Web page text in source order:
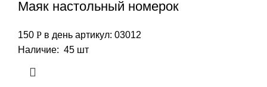
Маяк настольный номерок
150 Р в день артикул: 03012
Наличие: 45 шт